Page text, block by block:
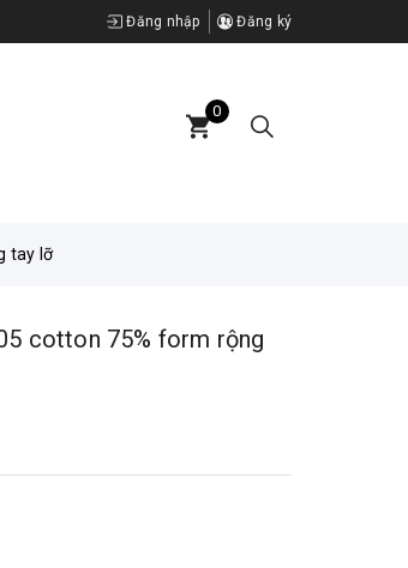
Đăng nhập Đăng ký
0
tay lỡ
cotton 75% form rộng